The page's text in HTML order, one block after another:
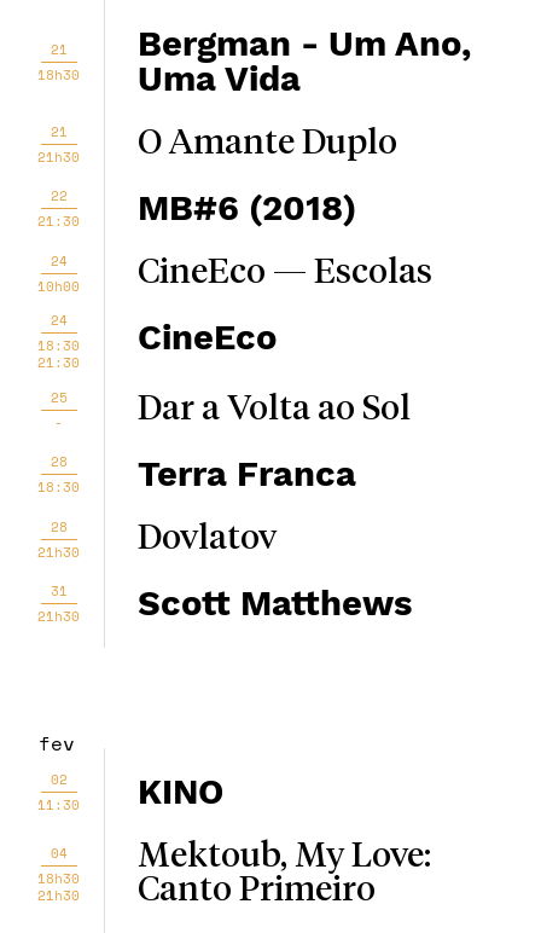
21
18h30
Bergman - Um Ano,
Uma Vida
21
21h30
O Amante Duplo
22
21:30
MB#6 (2018)
24
10h00
CineEco — Escolas
24
18:30
21:30
CineEco
25
-
Dar a Volta ao Sol
28
18:30
Terra Franca
28
21h30
Dovlatov
31
21h30
Scott Matthews
fev
02
11:30
KINO
04
18h30
21h30
Mektoub, My Love:
Canto Primeiro